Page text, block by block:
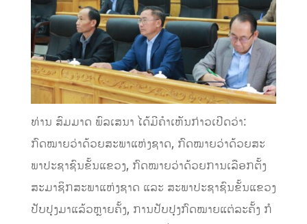
ທ່ານ ສົມມາດ ພົລເສນາ ໄດ້ມີຄຳເຫັນກ່າວເປີດວ່າ:
ກົດໝາຍວ່າດ້ວຍສະພາແຫ່ງຊາດ, ກົດໝາຍວ່າດ້ວຍສະ
ພາປະຊາຊົນຂັ້ນແຂວງ, ກົດໝາຍວ່າດ້ວຍການເລືອກຕັ້ງ
ສະມາຊິກສະພາແຫ່ງຊາດ ແລະ ສະພາປະຊາຊົນຂັ້ນແຂວງ
ປັບປຸງມາແລ້ວຫຼາຍຄັ້ງ, ການປັບປຸງກົດໝາຍແຕ່ລະຄັ້ງ ກໍ